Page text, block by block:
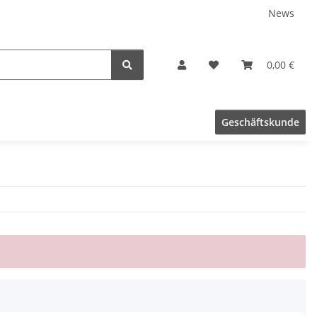
News
0,00 €
Geschäftskunde